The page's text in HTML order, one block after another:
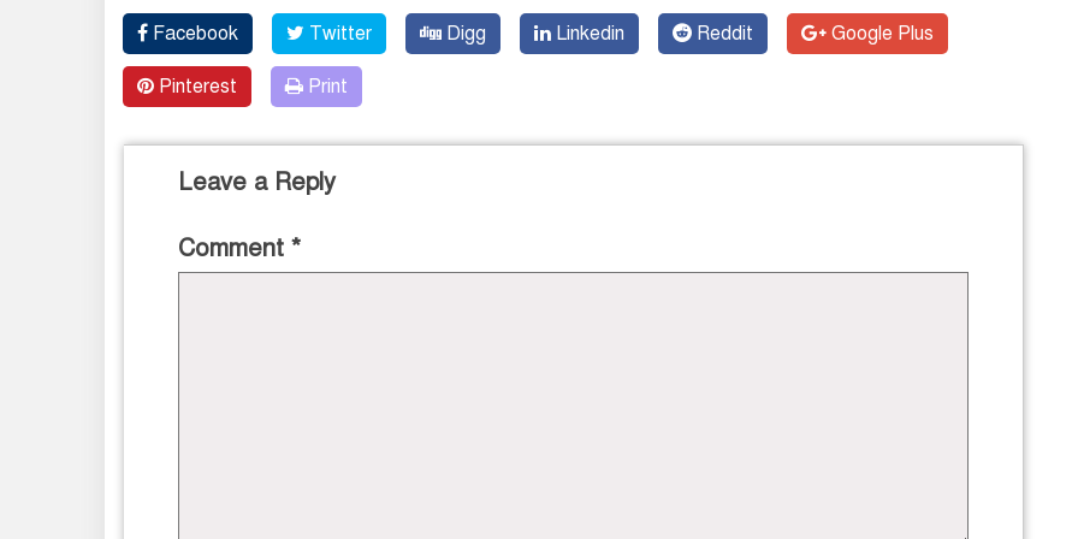
Facebook Twitter Digg Linkedin Reddit Google Plus
Pinterest Print
Leave a Reply
Comment *